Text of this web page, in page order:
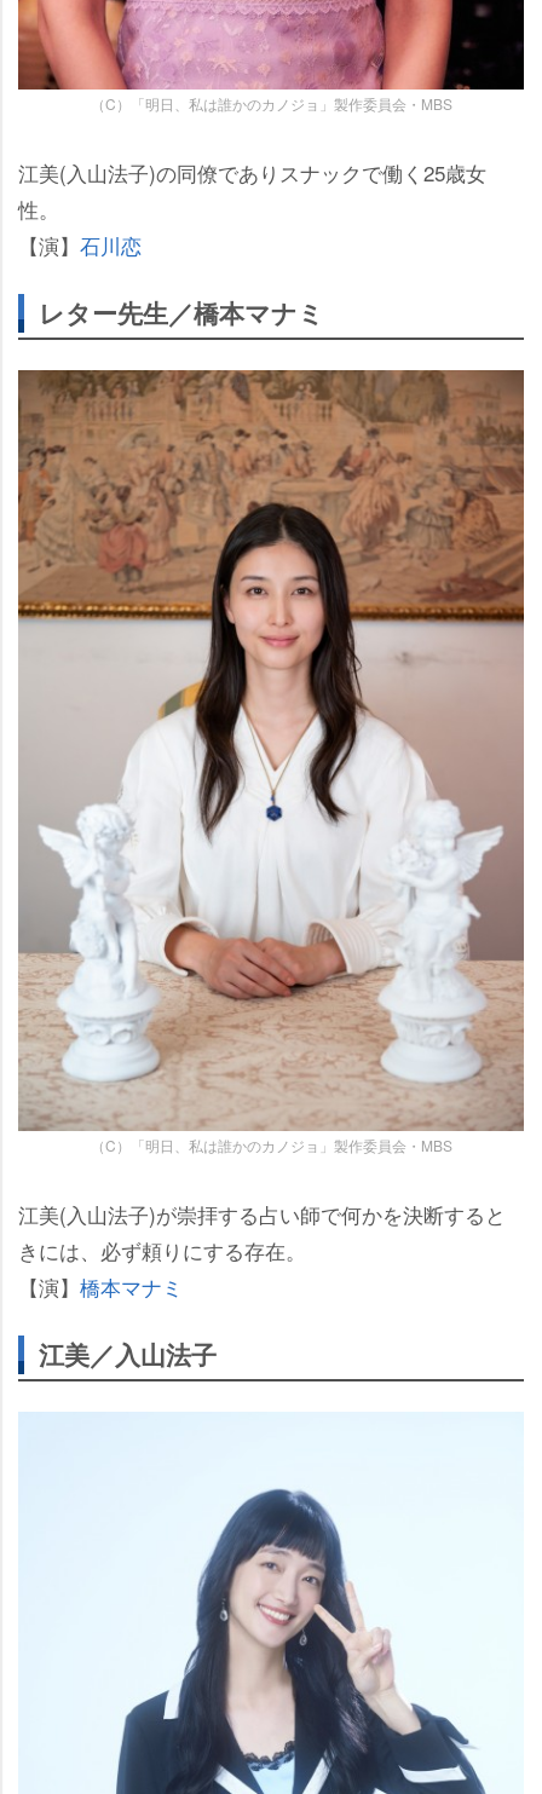
（C）「明日、私は誰かのカノジョ」製作委員会・MBS
江美(入山法子)の同僚でありスナックで働く25歳女
性。
【演】 石川恋
レター先生／橋本マナミ
（C）「明日、私は誰かのカノジョ」製作委員会・MBS
江美(入山法子)が崇拝する占い師で何かを決断すると
きには、必ず頼りにする存在。
【演】 橋本マナミ
江美／入山法子